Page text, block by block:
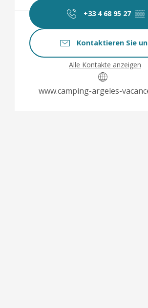
+33 4 68 95 27 ▒▒
Kontaktieren Sie
Alle Kontakte anzeigen
www.camping-argeles-